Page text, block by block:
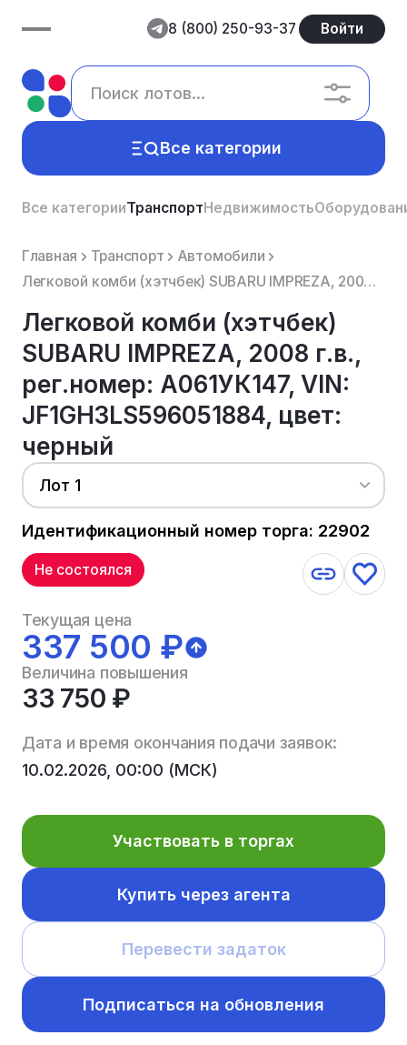
8 (800) 250-93-37 Войти
Все категории
Все категорииТранспортНедвижимость
Главная Транспорт
Автомобили
Легковой комби (хэтчбек) SUBARU IMPREZA, 2008 г.в., рег.номер: А061УК147, VIN: JF1GH3LS596051884, ц...
Легковой комби (хэтчбек)
SUBARU IMPREZA, 2008 г.в.,
рег.номер: А061УК147, VIN:
JF1GH3LS596051884, цвет:
черный
Лот 1
Идентификационный номер торга: 22902
Не состоялся
Текущая цена
337 500 ₽
Величина повышения
33 750 ₽
Дата и время окончания подачи заявок:
10.02.2026, 00:00 (МСК)
Участвовать в торгах
Купить через агента
Перевести задаток
Подписаться на обновления